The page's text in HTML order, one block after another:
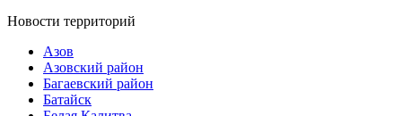
Новости территорий
Азов
Азовский район
Багаевский район
Батайск